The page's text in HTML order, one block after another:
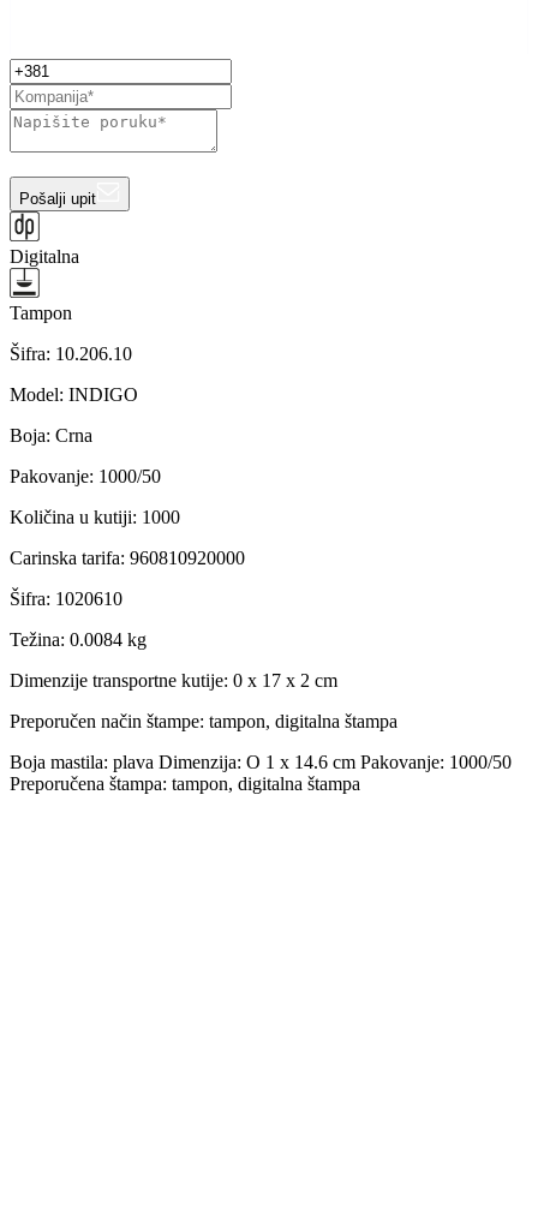
Pošalji upit
Digitalna
Tampon
Šifra: 10.206.10
Model: INDIGO
Boja: Crna
Pakovanje: 1000/50
Količina u kutiji: 1000
Carinska tarifa: 960810920000
Šifra: 1020610
Težina: 0.0084 kg
Dimenzije transportne kutije: 0 x 17 x 2 cm
Preporučen način štampe: tampon, digitalna štampa
Boja mastila: plava Dimenzija: O 1 x 14.6 cm Pakovanje: 1000/50
Preporučena štampa: tampon, digitalna štampa